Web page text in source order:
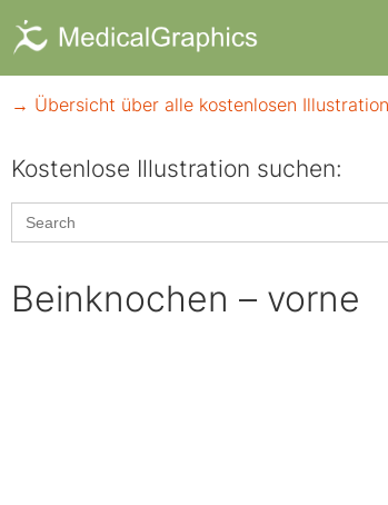
→ Übersicht über alle kostenlosen
Kostenlose Illustration suchen:​
Search
for:
Beinknochen – vorne